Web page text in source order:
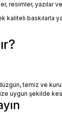
resimler, yazılar
baskılarla
temiz ve
uygun şekilde